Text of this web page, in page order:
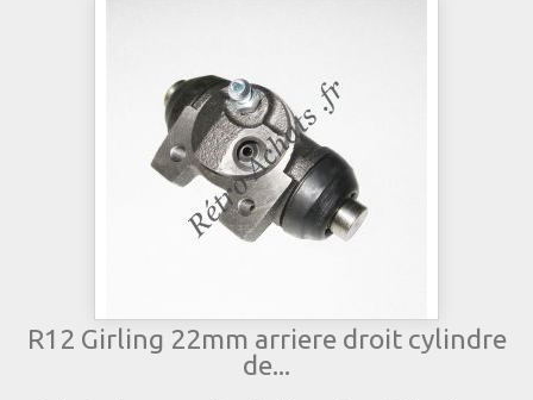
R12 Girling 22mm arriere droit cylindre
de...